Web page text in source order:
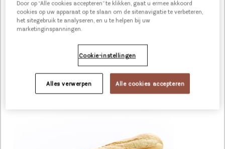
de ambachtelijke bakkerservaring met
versgebakken stokbrood in jouw zaak!
over ons spaarprogramma?
Door op “Alle cookies accepteren” te klikken, gaat u ermee akkoord
cookies op uw apparaat op te slaan om de sitenavigatie te verbeteren,
het sitegebruik te analyseren, en u te helpen bij uw
marketinginspanningen.
Cookie-instellingen
Alles verwerpen Alle cookies accepteren